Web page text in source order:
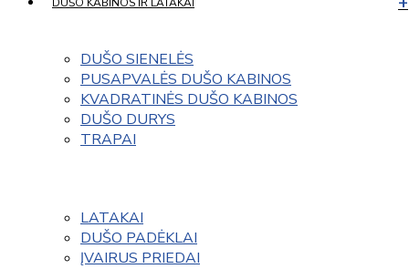
DUŠO SIENELĖS
PUSAPVALĖS DUŠO KABINOS
KVADRATINĖS DUŠO KABINOS
DUŠO DURYS
TRAPAI
LATAKAI
DUŠO PADĖKLAI
ĮVAIRUS PRIEDAI